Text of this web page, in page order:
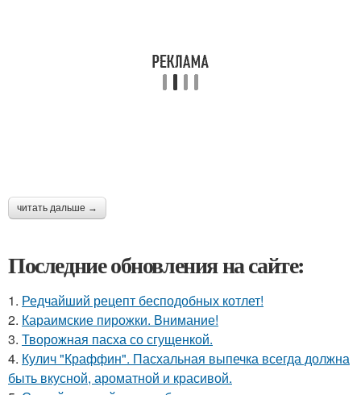
читать дальше →
Последние обновления на сайте:
1. Редчайший рецепт бесподобных котлет!
2. Караимские пирожки. Внимание!
3. Творожная пасха со сгущенкой.
4. Кулич "Краффин". Пасхальная выпечка всегда должна
быть вкусной, ароматной и красивой.